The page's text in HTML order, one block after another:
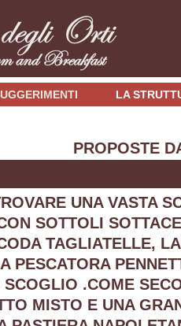
LA
PROPOSTE
UNA VASTA
SOTTOLI
TAGLIATELLE,
PESCATORA
.COME
MISTO E UNA